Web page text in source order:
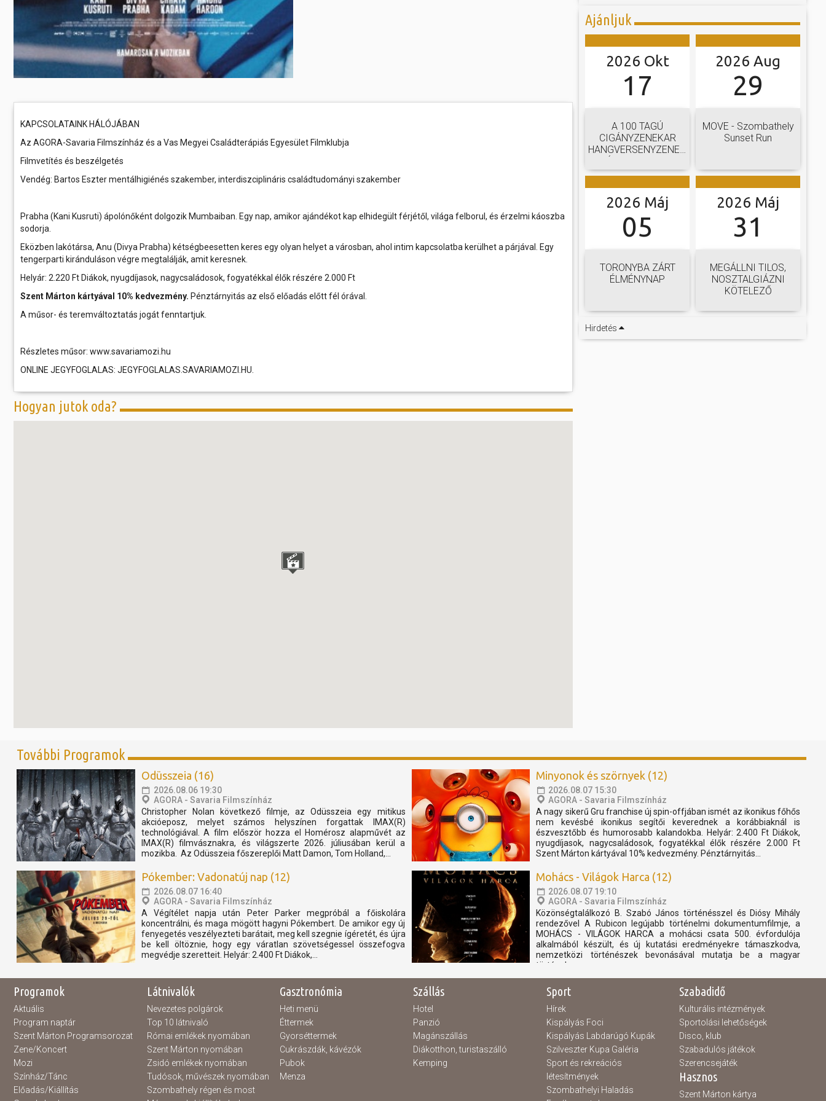
Ajánljuk
2026 Okt
17
A 100 TAGÚ
CIGÁNYZENEKAR
HANGVERSENYZENEKARI
2026 Aug
29
MOVE - Szombathely
Sunset Run
2026 Máj
05
TORONYBA ZÁRT
ÉLMÉNYNAP
2026 Máj
31
MEGÁLLNI TILOS,
NOSZTALGIÁZNI
KÖTELEZŐ
Hirdetés
KAPCSOLATAINK HÁLÓJÁBAN
Az AGORA-Savaria Filmszínház és a Vas Megyei Családterápiás Egyesület Filmklubja
Filmvetítés és beszélgetés
Vendég: Bartos Eszter mentálhigiénés szakember, interdiszciplináris családtudományi szakember
Prabha (Kani Kusruti) ápolónőként dolgozik Mumbaiban. Egy nap, amikor ajándékot kap elhidegült férjétől, világa felborul, és érzelmi káoszba
sodorja.
Eközben lakótársa, Anu (Divya Prabha) kétségbeesetten keres egy olyan helyet a városban, ahol intim kapcsolatba kerülhet a párjával. Egy
tengerparti kiránduláson végre megtalálják, amit keresnek.
Helyár: 2.220 Ft Diákok, nyugdíjasok, nagycsaládosok, fogyatékkal élők részére 2.000 Ft
Szent Márton kártyával 10% kedvezmény. Pénztárnyitás az első előadás előtt fél órával.
A műsor- és teremváltoztatás jogát fenntartjuk.
Részletes műsor: www.savariamozi.hu
ONLINE JEGYFOGLALAS: JEGYFOGLALAS.SAVARIAMOZI.HU.
Hogyan jutok oda?
További Programok
Odüsszeia (16)
2026.08.06 19:30
AGORA - Savaria Filmszínház
Christopher Nolan következő filmje, az Odüsszeia egy mitikus
akcióeposz, melyet számos helyszínen forgattak IMAX(R)
technológiával. A film először hozza el Homérosz alapművét az
IMAX(R) filmvásznakra, és világszerte 2026. júliusában kerül a
mozikba. Az Odüsszeia főszereplői Matt Damon, Tom Holland,...
Minyonok és szörnyek (12)
2026.08.07 15:30
AGORA - Savaria Filmszínház
A nagy sikerű Gru franchise új spin-offjában ismét az ikonikus főhős
nem kevésbé ikonikus segítői keverednek a korábbiaknál is
észvesztőbb és humorosabb kalandokba. Helyár: 2.400 Ft Diákok,
nyugdíjasok, nagycsaládosok, fogyatékkal élők részére 2.000 Ft
Szent Márton kártyával 10% kedvezmény. Pénztárnyitás...
Pókember: Vadonatúj nap (12)
2026.08.07 16:40
AGORA - Savaria Filmszínház
A Végítélet napja után Peter Parker megpróbál a főiskolára
koncentrálni, és maga mögött hagyni Pókembert. De amikor egy új
fenyegetés veszélyezteti barátait, meg kell szegnie ígéretét, és újra
be kell öltöznie, hogy egy váratlan szövetségessel összefogva
megvédje szeretteit. Helyár: 2.400 Ft Diákok,...
Mohács - Világok Harca (12)
2026.08.07 19:10
AGORA - Savaria Filmszínház
Közönségtalálkozó B. Szabó János történésszel és Diósy Mihály
rendezővel A Rubicon legújabb történelmi dokumentumfilmje, a
MOHÁCS - VILÁGOK HARCA a mohácsi csata 500. évfordulója
alkalmából készült, és új kutatási eredményekre támaszkodva,
nemzetközi történészek bevonásával mutatja be a magyar
történelem...
Programok
Aktuális
Program naptár
Szent Márton Programsorozat
Zene/Koncert
Mozi
Színház/Tánc
Előadás/Kiállítás
Látnivalók
Nevezetes polgárok
Top 10 látnivaló
Római emlékek nyomában
Szent Márton nyomában
Zsidó emlékek nyomában
Tudósok, művészek nyomában
Szombathely régen és most
Gasztronómia
Heti menü
Éttermek
Gyorséttermek
Cukrászdák, kávézók
Pubok
Menza
Szállás
Hotel
Panzió
Magánszállás
Diákotthon, turistaszálló
Kemping
Sport
Hírek
Kispályás Foci
Kispályás Labdarúgó Kupák
Szilveszter Kupa Galéria
Sport és rekreációs
létesítmények
Szombathelyi Haladás
Szabadidő
Kulturális intézmények
Sportolási lehetőségek
Disco, klub
Szabadulós játékok
Szerencsejáték
Hasznos
Szent Márton kártya